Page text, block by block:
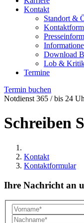
Kontakt
Standort &
Download
Lob &
Termine
Termin buchen
Notdienst 365 / bis 24
Schreiben
Kontakt
Kontaktformular
Ihre Nachricht an